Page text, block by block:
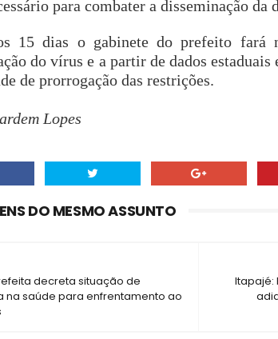
para combater a disseminação da
15 dias o gabinete do prefeito fará
do vírus e a partir de dados estaduais
de prorrogação das restrições.
Lopes
DO MESMO ASSUNTO
Itapajé:
decreta situação de
na saúde para enfrentamento ao